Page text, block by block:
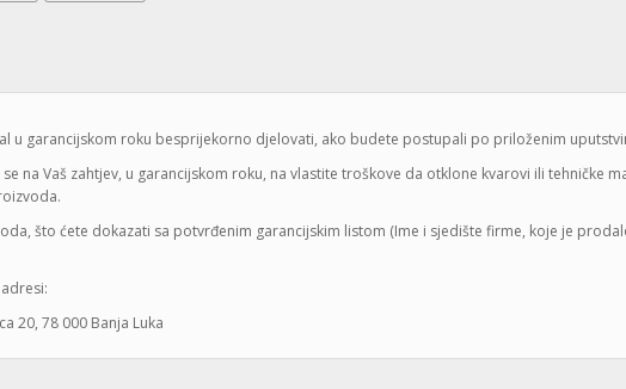
u garancijskom roku besprijekorno djelovati, ako budete postupali po priloženim
na Vaš zahtjev, u garancijskom roku, na vlastite troškove da otklone kvarovi ili tehničke
što ćete dokazati sa potvrđenim garancijskim listom (Ime i sjedište firme, koje je
20, 78 000 Banja Luka